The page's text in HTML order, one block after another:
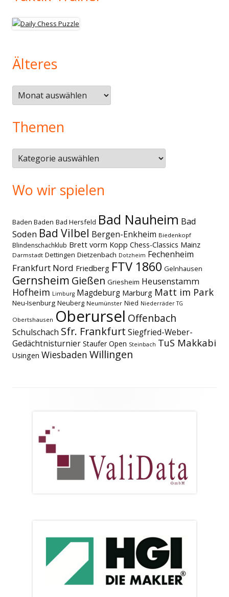
Älteres
Älteres
Themen
Themen
Wo wir spielen
Baden Baden Bad Hersfeld Bad Nauheim Bad
Soden Bad Vilbel Bergen-Enkheim Biedenkopf
Blindenschachklub Brett vorm Kopp Chess-Classics Mainz
Darmstadt Dettingen Dietzenbach Dotzheim Fechenheim
Frankfurt Nord Friedberg FTV 1860 Gelnhausen
Gernsheim Gießen Griesheim Heusenstamm
Hofheim Limburg Magdeburg Marburg Matt im Park
Neu-Isenburg Neuberg Neumünster Nied Niederräder TG
Obertshausen Oberursel Offenbach
Schulschach Sfr. Frankfurt Siegfried-Weber-
Gedächtnisturnier Staufer Open Steinbach TuS Makkabi
Usingen Wiesbaden Willingen